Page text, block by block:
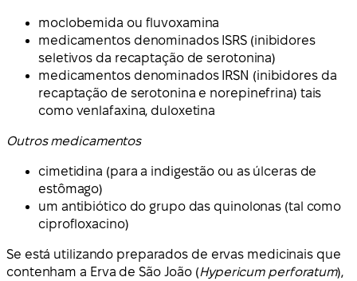
moclobemida ou fluvoxamina
medicamentos denominados ISRS (inibidores
seletivos da recaptação de serotonina)
medicamentos denominados IRSN (inibidores da
recaptação de serotonina e norepinefrina) tais
como venlafaxina, duloxetina
Outros medicamentos
cimetidina (para a indigestão ou as úlceras de
estômago)
um antibiótico do grupo das quinolonas (tal como
ciprofloxacino)
Se está utilizando preparados de ervas medicinais que
contenham a Erva de São João (Hypericum perforatum),